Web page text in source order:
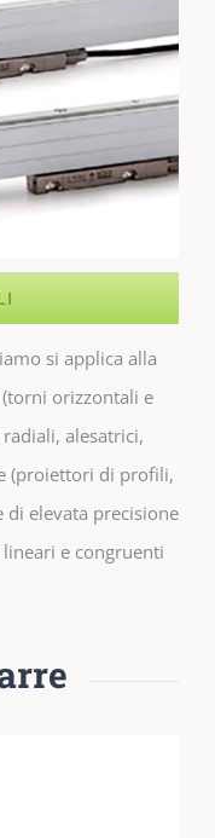
si applica alla
orizzontali e
alesatrici,
(proiettori di profili,
di elevata precisione
e congruenti